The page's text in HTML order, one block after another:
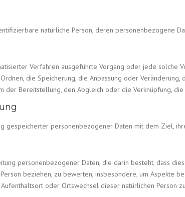
natürliche Person, deren personenbezogene
Verfahren ausgeführte Vorgang oder jede solche
die Speicherung, die Anpassung oder
Bereitstellung, den Abgleich oder die Verknüpfung, die
gespeicherter personenbezogener Daten mit dem Ziel,
personenbezogener Daten, die darin besteht, dass
beziehen, zu bewerten, insbesondere, um Aspekte
oder Ortswechsel dieser natürlichen Person